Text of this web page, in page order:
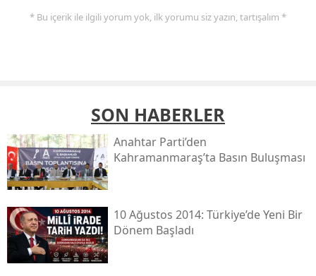
* Bu içerik ile ilgili yorum yok, ilk yorumu siz yazın, tartışalım *
SON HABERLER
Anahtar Parti’den
Kahramanmaraş’ta Basın Buluşması
10 Ağustos 2014: Türkiye’de Yeni Bir
Dönem Başladı